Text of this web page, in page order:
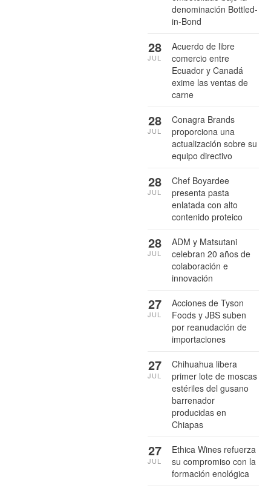
denominación Bottled-
in-Bond
Acuerdo de libre
comercio entre
Ecuador y Canadá
exime las ventas de
carne
28
JUL
Conagra Brands
proporciona una
actualización sobre su
equipo directivo
28
JUL
Chef Boyardee
presenta pasta
enlatada con alto
contenido proteico
28
JUL
ADM y Matsutani
celebran 20 años de
colaboración e
innovación
28
JUL
Acciones de Tyson
Foods y JBS suben
por reanudación de
importaciones
27
JUL
Chihuahua libera
primer lote de moscas
estériles del gusano
barrenador
producidas en
Chiapas
27
JUL
Ethica Wines refuerza
su compromiso con la
formación enológica
27
JUL